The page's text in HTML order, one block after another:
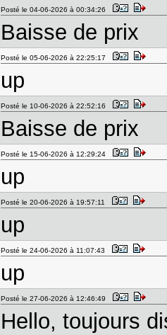
Posté le 04-06-2026 à 00:34:26
Baisse de prix
Posté le 05-06-2026 à 22:25:17
up
Posté le 10-06-2026 à 22:52:16
Baisse de prix
Posté le 15-06-2026 à 12:29:24
up
Posté le 20-06-2026 à 19:57:11
up
Posté le 24-06-2026 à 11:07:43
up
Posté le 27-06-2026 à 12:46:49
Hello, toujours